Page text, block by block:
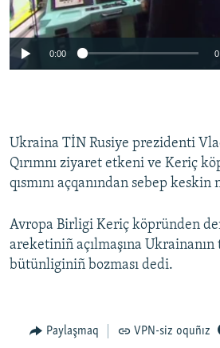
0:00
Ukraina TİN Rusiye prezidenti
Qırımnı ziyaret etkeni ve Keriç
qısmını açqanından sebep keskin
Avropa Birligi Keriç köpründen
areketiniñ açılmaşına
bütünliginiñ bozması dedi.
Paylaşmaq VPN-siz oquñız